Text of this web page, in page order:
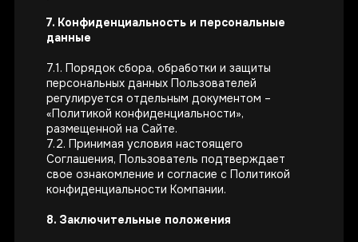
7. Конфиденциальность и персональные
данные
7.1. Порядок сбора, обработки и защиты
персональных данных Пользователей
регулируется отдельным документом –
«Политикой конфиденциальности»,
размещенной на Сайте.
7.2. Принимая условия настоящего
Соглашения, Пользователь подтверждает
свое ознакомление и согласие с Политикой
конфиденциальности Компании.
8. Заключительные положения